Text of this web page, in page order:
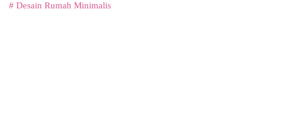
# Desain Rumah Minimalis